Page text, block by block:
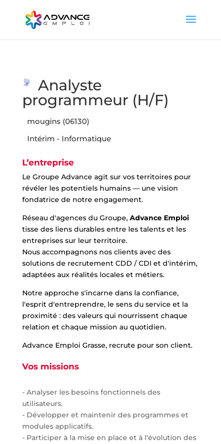
Analyste
programmeur (H/F)
mougins (06130)
Intérim - Informatique
L’entreprise
Le Groupe Advance agit sur vos territoires pour
révéler les potentiels humains — une vision
fondatrice de notre engagement.
Réseau d'agences du Groupe, Advance Emploi
tisse des liens durables entre les talents et les
entreprises sur leur territoire.
Nous accompagnons nos clients avec des
solutions de recrutement CDD / CDI et d'intérim,
adaptées aux réalités locales et métiers.
Notre approche s'incarne dans la confiance,
l'esprit d'entreprendre, le sens du service et la
proximité : des valeurs qui nourrissent chaque
relation et chaque mission au quotidien.
Advance Emploi Grasse, recrute pour son client.
Vos missions
- Analyser les besoins fonctionnels des
utilisateurs.
- Développer et maintenir des programmes et
modules applicatifs.
- Participer à la mise en place et à l'évolution des